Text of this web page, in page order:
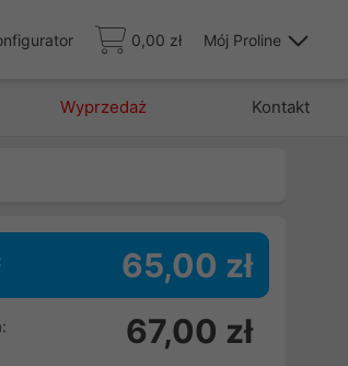
0,00 zł Mój Proline
Wyprzedaż Kontakt
65,00 zł
67,00 zł